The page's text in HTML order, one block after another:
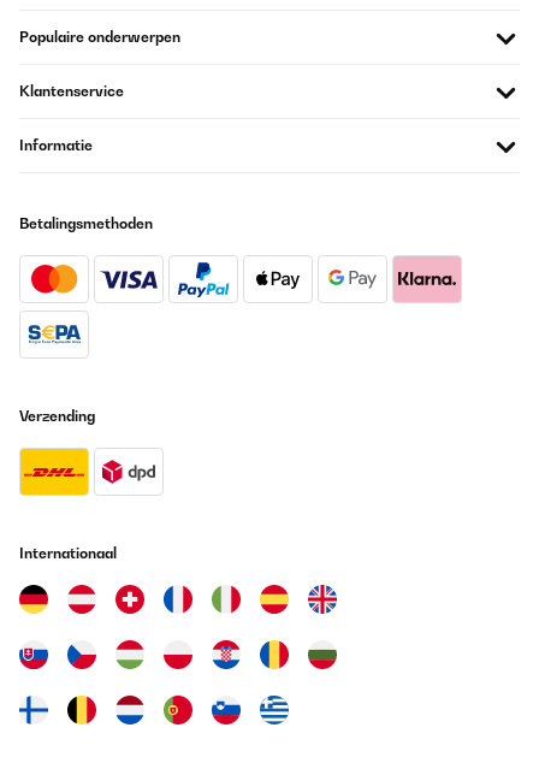
Populaire onderwerpen
Klantenservice
Informatie
Betalingsmethoden
Verzending
Internationaal